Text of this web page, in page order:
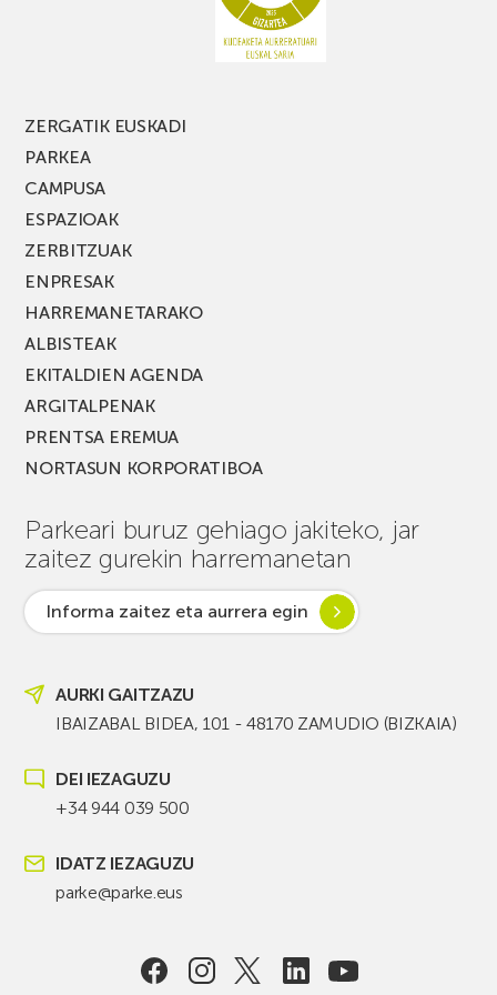
ZERGATIK EUSKADI
PARKEA
CAMPUSA
ESPAZIOAK
ZERBITZUAK
ENPRESAK
HARREMANETARAKO
ALBISTEAK
EKITALDIEN AGENDA
ARGITALPENAK
PRENTSA EREMUA
NORTASUN KORPORATIBOA
Parkeari buruz gehiago jakiteko, jar
zaitez gurekin harremanetan
Informa zaitez eta aurrera egin
AURKI GAITZAZU
IBAIZABAL BIDEA, 101 - 48170 ZAMUDIO (BIZKAIA)
DEI IEZAGUZU
+34 944 039 500
IDATZ IEZAGUZU
parke@parke.eus